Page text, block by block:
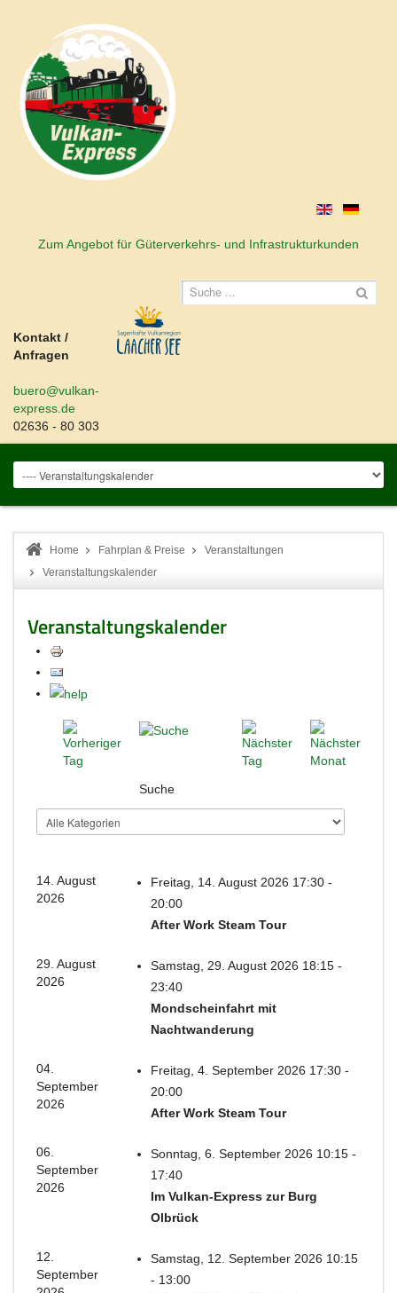
Zum Angebot für Güterverkehrs- und Infrastrukturkunden
Kontakt /
Anfragen
buero@vulkan-
express.de
02636 - 80 303
Home Fahrplan & Preise
Veranstaltungen
Veranstaltungskalender
Veranstaltungskalender
Suche
14. August
2026
Freitag, 14. August 2026 17:30 -
20:00
After Work Steam Tour
29. August
2026
Samstag, 29. August 2026 18:15 -
23:40
Mondscheinfahrt mit
Nachtwanderung
04.
September
2026
Freitag, 4. September 2026 17:30 -
20:00
After Work Steam Tour
06.
September
2026
Sonntag, 6. September 2026 10:15 -
17:40
Im Vulkan-Express zur Burg
Olbrück
12.
September
Samstag, 12. September 2026 10:15
- 13:00